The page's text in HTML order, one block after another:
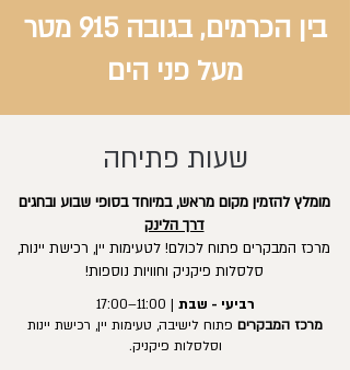
בין הכרמים, בגובה 915 מטר
מעל פני הים
שעות פתיחה
מומלץ להזמין מקום מראש, במיוחד בסופי שבוע ובחגים
דרך הלינק
מרכז המבקרים פתוח לכולם! לטעימות יין, רכישת יינות,
סלסלות פיקניק וחוויות נוספות!
רביעי - שבת | 11:00–17:00
מרכז המבקרים פתוח לישיבה, טעימות יין, רכישת יינות
וסלסלות פיקניק.